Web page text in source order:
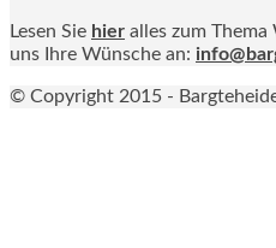
Lesen Sie hier alles zum
uns Ihre Wünsche an:
© Copyright 2015 - Bargteheide